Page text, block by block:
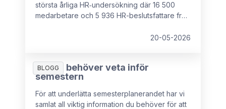
största årliga HR‑undersökning där 16 500
medarbetare och 5 936 HR-beslutsfattare från
20-05-2026
BLOGG
Allt du behöver veta inför
semestern
För att underlätta semesterplanerandet har vi
samlat all viktig information du behöver för att